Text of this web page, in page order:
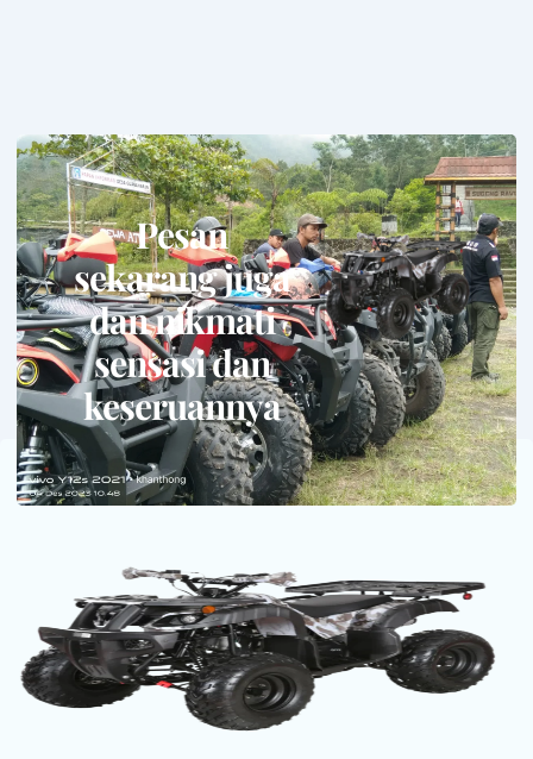
Pesan
sekarang juga
dan nikmati
sensasi dan
keseruannya